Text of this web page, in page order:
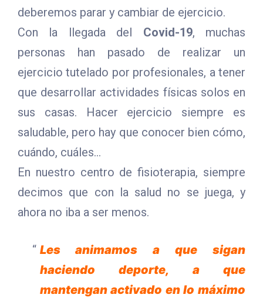
deberemos parar y cambiar de ejercicio.
Con la llegada del Covid-19, muchas
personas han pasado de realizar un
ejercicio tutelado por profesionales, a tener
que desarrollar actividades físicas solos en
sus casas. Hacer ejercicio siempre es
saludable, pero hay que conocer bien cómo,
cuándo, cuáles…
En nuestro centro de fisioterapia, siempre
decimos que con la salud no se juega, y
ahora no iba a ser menos.
Les animamos a que sigan
haciendo deporte, a que
mantengan activado en lo máximo